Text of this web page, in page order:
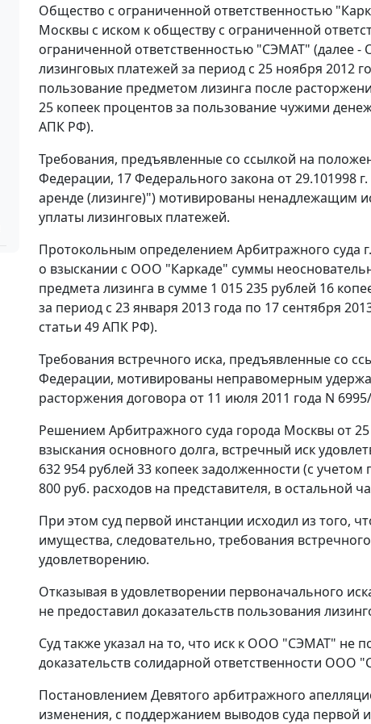
Общество с ограниченной ответственностью
Москвы с иском к обществу с ограниченной
ограниченной ответственностью "СЭМАТ" (далее
лизинговых платежей за период с 25 ноября 2012
пользование предметом лизинга после
25 копеек процентов за пользование чужими
АПК РФ).
Требования, предъявленные со ссылкой на
Федерации, 17 Федерального закона от 29.101998
аренде (лизинге)") мотивированы ненадлежащим
уплаты лизинговых платежей.
Протокольным определением Арбитражного суда
о взыскании с ООО "Каркаде" суммы
предмета лизинга в сумме 1 015 235 рублей 16
за период с 23 января 2013 года по 17 сентября
статьи 49 АПК РФ).
Требования встречного иска, предъявленные со
Федерации, мотивированы неправомерным
расторжения договора от 11 июля 2011 года N
Решением Арбитражного суда города Москвы от
взыскания основного долга, встречный иск
632 954 рублей 33 копеек задолженности (с
800 руб. расходов на представителя, в остальной
При этом суд первой инстанции исходил из того,
имущества, следовательно, требования
удовлетворению.
Отказывая в удовлетворении первоначального
не предоставил доказательств пользования
Суд также указал на то, что иск к ООО "СЭМАТ" не
доказательств солидарной ответственности
Постановлением Девятого арбитражного
изменения, с поддержанием выводов суда первой